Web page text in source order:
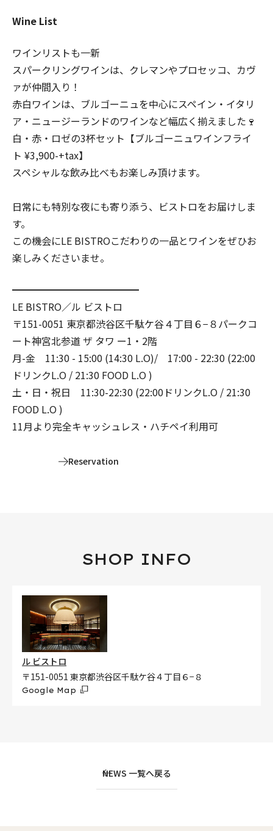
Wine List
ワインリストも一新
スパークリングワインは、クレマンやプロセッコ、カヴ
ァが仲間入り！
赤白ワインは、ブルゴーニュを中心にスペイン・イタリ
ア・ニュージーランドのワインなど幅広く揃えました🍷
白・赤・ロゼの3杯セット【ブルゴーニュワインフライ
ト ¥3,900-+tax】
スペシャルな飲み比べもお楽しみ頂けます。
日常にも特別な夜にも寄り添う、ビストロをお届けしま
す。
この機会にLE BISTROこだわりの一品とワインをぜひお
楽しみくださいませ。
━━━━━━━━━━━━━
LE BISTRO／ル ビストロ
〒151-0051 東京都渋谷区千駄ケ谷４丁目６−８パークコ
ート神宮北参道 ザ タワ ー1・2階
月-金 11:30 - 15:00 (14:30 L.O)/ 17:00 - 22:30 (22:00
ドリンクL.O / 21:30 FOOD L.O )
土・日・祝日 11:30-22:30 (22:00ドリンクL.O / 21:30
FOOD L.O )
11月より完全キャッシュレス・ハチペイ利用可
Reservation
SHOP INFO
ル ビストロ
〒151-0051 東京都渋谷区千駄ケ谷４丁目６−８
Google Map
NEWS 一覧へ戻る